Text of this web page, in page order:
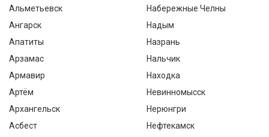
Альметьевск
Ангарск
Апатиты
Арзамас
Армавир
Артём
Архангельск
Асбест
Набережные Челны
Надым
Назрань
Нальчик
Находка
Невинномысск
Нерюнгри
Нефтекамск